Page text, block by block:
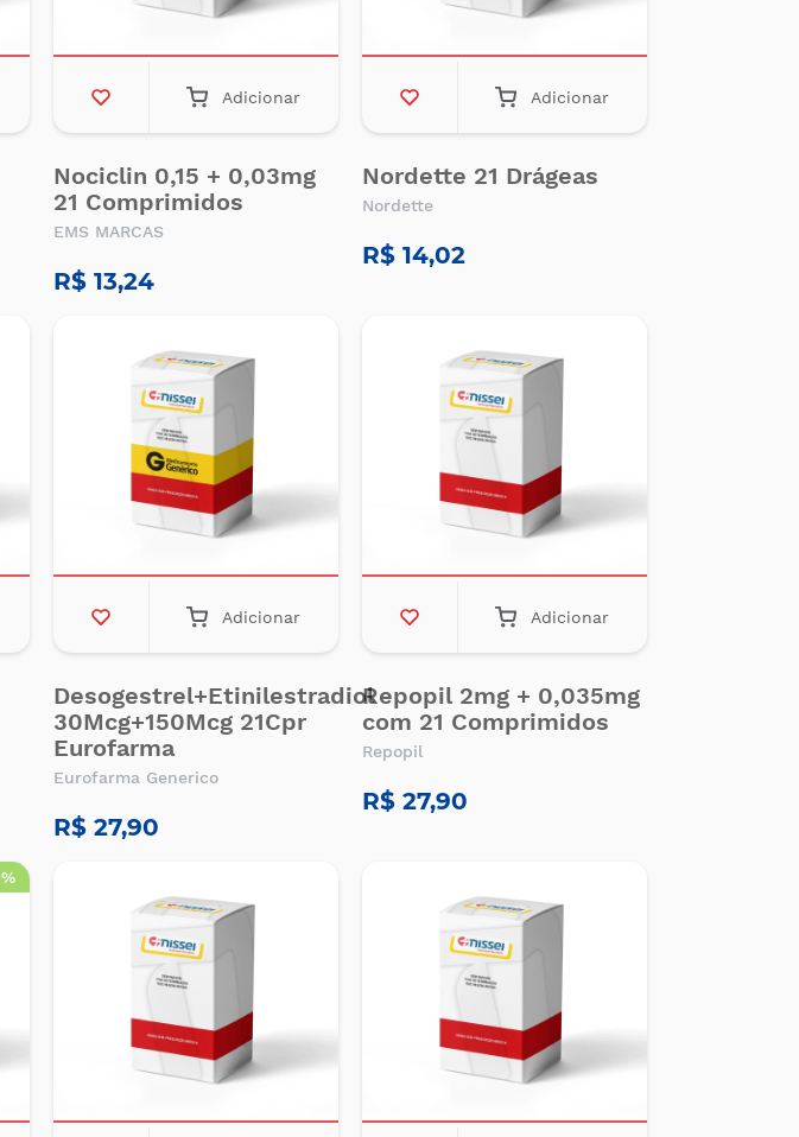
Adicionar
Nociclin 0,15 + 0,03mg
21 Comprimidos
EMS MARCAS
R$ 13,24
Adicionar
Nordette 21 Drágeas
Nordette
R$ 14,02
Adicionar
Desogestrel+Etinilestradiol
30Mcg+150Mcg 21Cpr
Eurofarma
Eurofarma Generico
R$ 27,90
Adicionar
Repopil 2mg + 0,035mg
com 21 Comprimidos
Repopil
R$ 27,90